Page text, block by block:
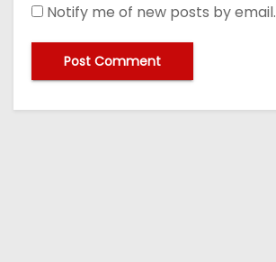
Notify me of new posts by email.